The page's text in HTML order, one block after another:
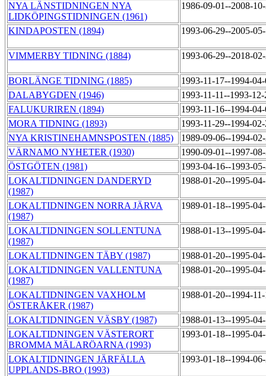
NYA LÄNSTIDNINGEN NYA
LIDKÖPINGSTIDNINGEN (1961)
1986-09-01--2008-
KINDAPOSTEN (1894) 1993-06-29--2005-
VIMMERBY TIDNING (1884) 1993-06-29--2018-
BORLÄNGE TIDNING (1885)
1993-11-17--1994-
DALABYGDEN (1946)
1993-11-11--1993-
FALUKURIREN (1894)
1993-11-16--1994-
MORA TIDNING (1893)
1993-11-29--1994-
NYA KRISTINEHAMNSPOSTEN (1885)
1989-09-06--1994-
VÄRNAMO NYHETER (1930)
1990-09-01--1997-
ÖSTGÖTEN (1981)
1993-04-16--1993-
LOKALTIDNINGEN DANDERYD
(1987)
1988-01-20--1995-
LOKALTIDNINGEN NORRA JÄRVA
(1987)
1989-01-18--1995-
LOKALTIDNINGEN SOLLENTUNA
(1987)
1988-01-13--1995-
LOKALTIDNINGEN TÄBY (1987)
1988-01-20--1995-
LOKALTIDNINGEN VALLENTUNA
(1987)
1988-01-20--1995-
LOKALTIDNINGEN VAXHOLM
ÖSTERÅKER (1987)
1988-01-20--1994-
LOKALTIDNINGEN VÄSBY (1987)
1988-01-13--1995-
LOKALTIDNINGEN VÄSTERORT
BROMMA MÄLARÖARNA (1993)
1993-01-18--1995-
LOKALTIDNINGEN JÄRFÄLLA
UPPLANDS-BRO (1993)
1993-01-18--1994-